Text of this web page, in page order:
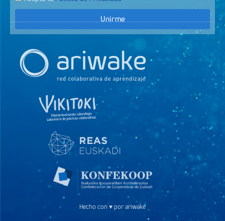
Unirme
Hecho con ♥ por ariwake